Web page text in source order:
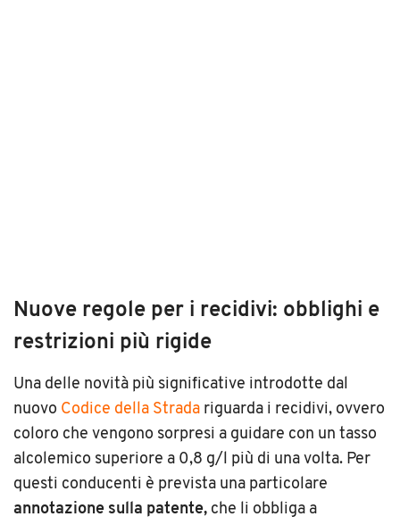
Nuove regole per i recidivi: obblighi e
restrizioni più rigide
Una delle novità più significative introdotte dal
nuovo Codice della Strada riguarda i recidivi, ovvero
coloro che vengono sorpresi a guidare con un tasso
alcolemico superiore a 0,8 g/l più di una volta. Per
questi conducenti è prevista una particolare
annotazione sulla patente, che li obbliga a